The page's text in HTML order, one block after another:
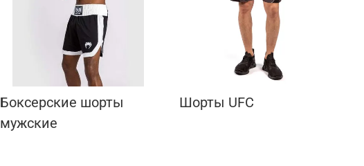
Боксерские шорты
мужские
Шорты UFC